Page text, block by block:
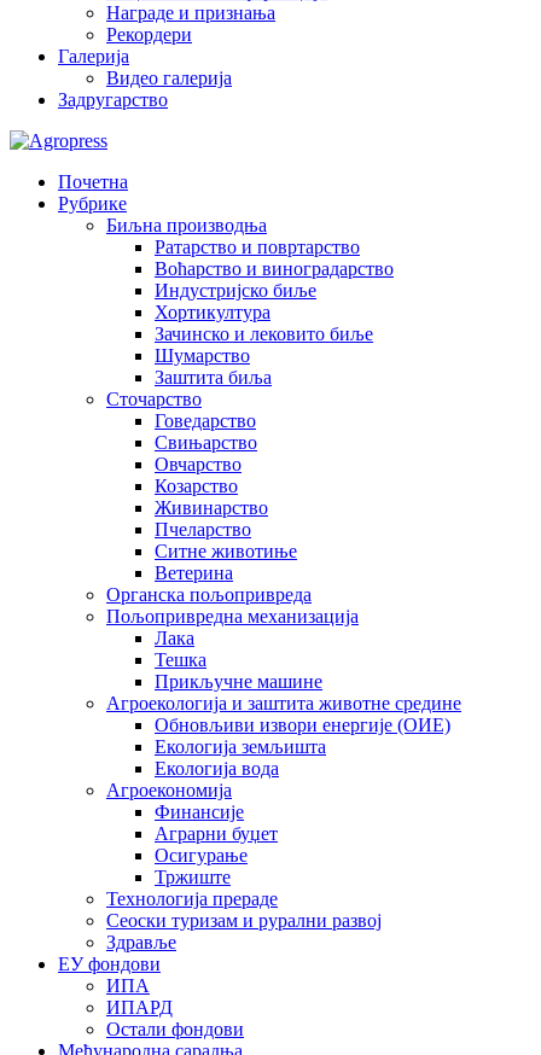
Награде и признања
Рекордери
Галерија
Видео галерија
Задругарство
Почетна
Рубрике
Биљна производња
Ратарство и повртарство
Воћарство и виноградарство
Индустријско биље
Хортикултура
Зачинско и лековито биље
Шумарство
Заштита биља
Сточарство
Говедарство
Свињарство
Овчарство
Козарство
Живинарство
Пчеларство
Ситне животиње
Ветерина
Органска пољопривреда
Пољопривредна механизација
Лака
Тешка
Прикључне машине
Агроекологија и заштита животне средине
Обновљиви извори енергије (ОИЕ)
Екологија земљишта
Екологија вода
Агроекономија
Финансије
Аграрни буџет
Осигурање
Тржиште
Технологија прераде
Сеоски туризам и рурални развој
Здравље
ЕУ фондови
ИПА
ИПАРД
Остали фондови
Међународна сарадња